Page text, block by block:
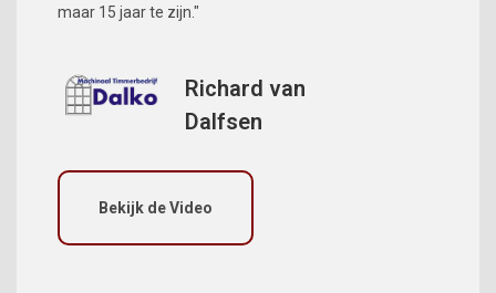
maar 15 jaar te zijn."
Richard van
Dalfsen
Bekijk de Video